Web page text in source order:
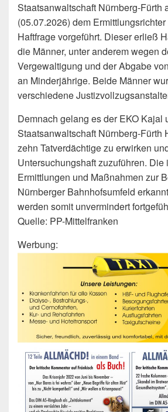
Staatsanwaltschaft Nürnberg-Fürth
(05.07.2026) dem
Haftfrage vorgeführt. Dieser erließ
die Männer, unter anderem wegen
Vergewaltigung und der Abgabe
an Minderjährige. Beide Männer
verschiedene
Demnach gelang es der EKO Kajal
Staatsanwaltschaft Nürnberg-Fürth
zehn Tatverdächtige zu erwirken
Untersuchungshaft zuzuführen. Die
Ermittlungen und Maßnahmen zur
Nürnberger Bahnhofsumfeld
werden somit unvermindert
Quelle: PP-Mittelfranken
Werbung: